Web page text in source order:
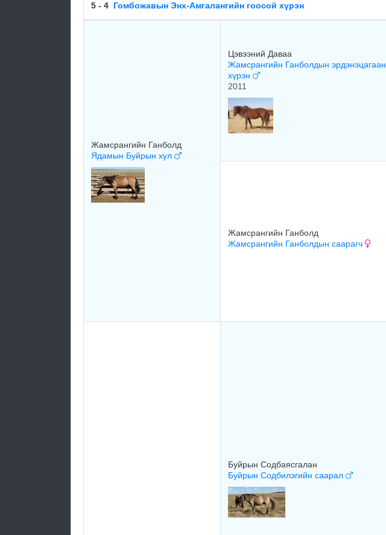
5 - 4 Гомбожавын Энх-Амгалангийн гоосой хүрэн
Жамсрангийн Ганболд
Ядамын Буйрын хул
Цэвээний Даваа
Жамсрангийн Ганболдын эрдэнэцагаан
хүрэн
2011
Жамсрангийн Ганболд
Жамсрангийн Ганболдын саарагч
Буйрын Содбаясгалан
Буйрын Содбилэгийн саарал